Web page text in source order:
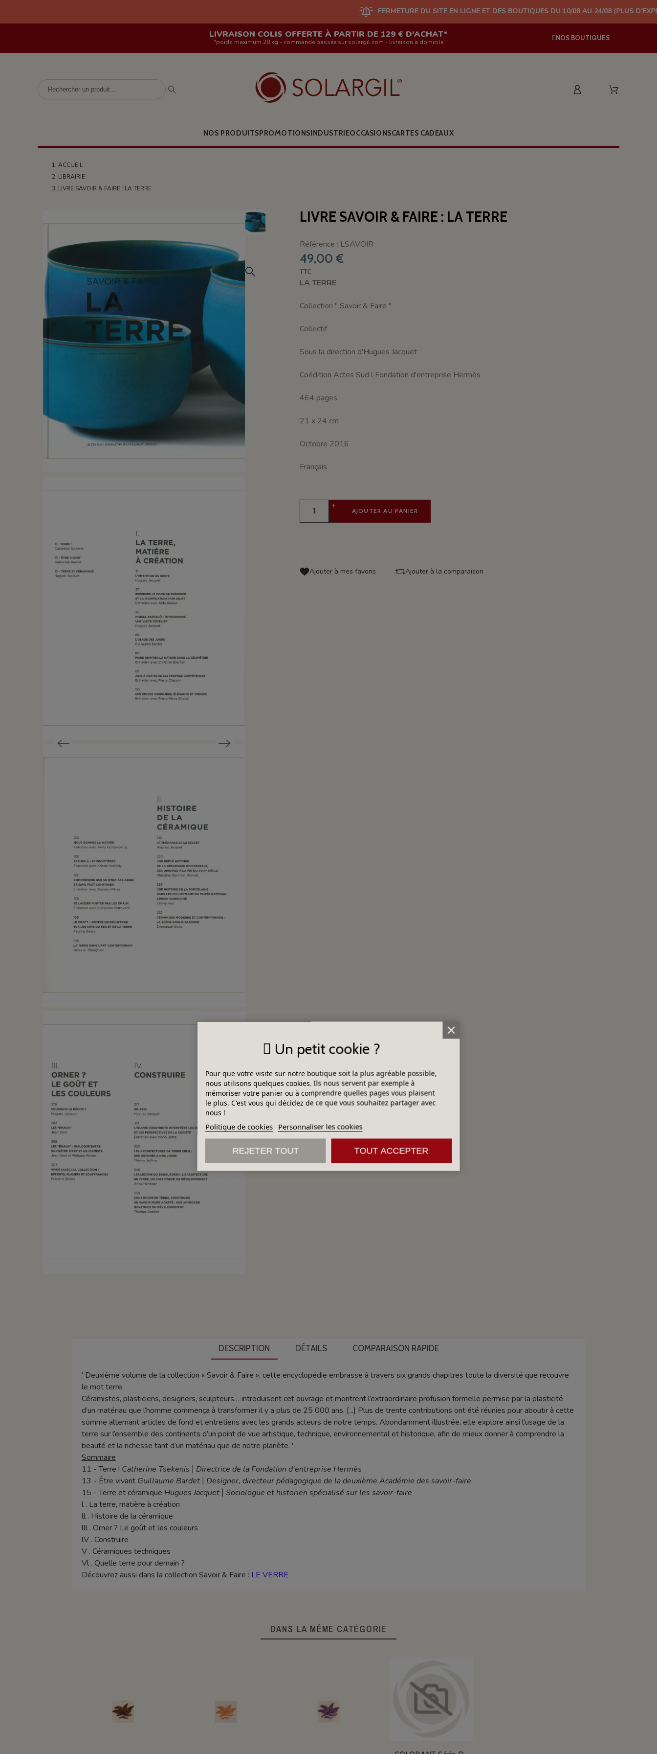
FERMETURE DU SITE EN LIGNE ET DES BOUTIQUES DU 10/08 AU 24/08 (PLUS D'EXPÉDITION À
LIVRAISON COLIS OFFERTE À PARTIR DE 129 € D'ACHAT*
*poids maximum 28 kg - commande passée sur solargil.com - livraison à domicile
NOS BOUTIQUES
NOS PRODUITSPROMOTIONSINDUSTRIEOCCASIONSCARTES CADEAUX
ACCUEIL
LIBRAIRIE
LIVRE SAVOIR & FAIRE : LA TERRE
LIVRE SAVOIR & FAIRE : LA TERRE
Référence : LSAVOIR
49,00 €
TTC
LA TERRE
Collection " Savoir & Faire "
Collectif
Sous la direction d'Hugues Jacquet
Coédition Actes Sud l Fondation d'entreprise Hermès
464 pages
21 x 24 cm
Octobre 2016
Français
+
-
AJOUTER AU PANIER
Ajouter à mes favoris Ajouter à la comparaison
DESCRIPTION DÉTAILS COMPARAISON RAPIDE
' Deuxième volume de la collection « Savoir & Faire », cette encyclopédie embrasse à travers six grands chapitres toute la diversité que recouvre
le mot terre.
Céramistes, plasticiens, designers, sculpteurs… introduisent cet ouvrage et montrent l’extraordinaire profusion formelle permise par la plasticité
d’un matériau que l’homme commença à transformer il y a plus de 25 000 ans. [...] Plus de trente contributions ont été réunies pour aboutir à cette
somme alternant articles de fond et entretiens avec les grands acteurs de notre temps. Abondamment illustrée, elle explore ainsi l’usage de la
terre sur l’ensemble des continents d’un point de vue artistique, technique, environnemental et historique, afin de mieux donner à comprendre la
beauté et la richesse tant d’un matériau que de notre planète. '
Sommaire
11 - Terre ! Catherine Tsekenis
Directrice de la Fondation d'entreprise Hermès
13 - Être vivant Guillaume Bardet Designer, directeur pédagogique de la deuxième Académie des savoir-faire
15 - Terre et céramique Hugues Jacquet Sociologue et historien spécialisé sur les savoir-faire
l . La terre, matière à création
ll . Histoire de la céramique
lll . Orner ? Le goût et les couleurs
lV . Construire
V . Céramiques techniques
Vl . Quelle terre pour demain ?
Découvrez aussi dans la collection Savoir & Faire : LE VERRE
DANS LA MÊME CATÉGORIE
Un petit cookie ?
Pour que votre visite sur notre boutique soit la plus agréable possible,
nous utilisons quelques cookies. Ils nous servent par exemple à
mémoriser votre panier ou à comprendre quelles pages vous plaisent
le plus. C'est vous qui décidez de ce que vous souhaitez partager avec
nous !
Politique de cookies Personnaliser les cookies
REJETER TOUT TOUT ACCEPTER